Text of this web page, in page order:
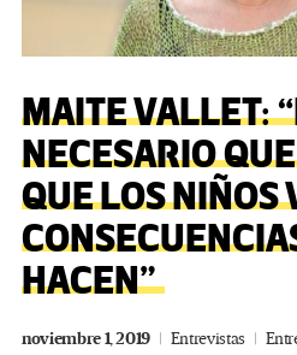
MAITE VALLET:
NECESARIO
QUE LOS NIÑOS
HACEN”
noviembre 1, 2019 Entrevistas